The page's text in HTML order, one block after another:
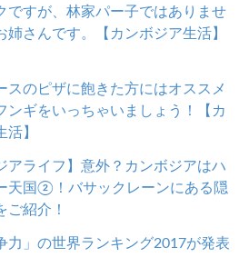
ですが、林家パー子ではありませ
姉さんです。【カンボジア生活】
スのピザに飽きた方にはオススメ
ンギをいっちゃいましょう！【カ
活】
アライフ】意外？カンボジアはハ
天国②！バサックレーンにある隠
ご紹介！
力」の世界ランキング2017が発表